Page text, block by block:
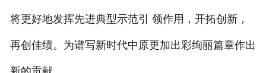
将更好地发挥先进典型示范引 领作用，开拓创新，
再创佳绩。为谱写新时代中原更加出彩绚丽篇章作出